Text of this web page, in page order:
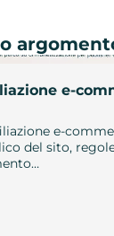
e-
e-
del sito,